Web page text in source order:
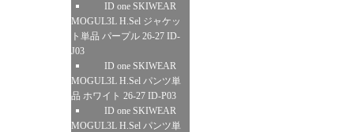
ID one SKIWEAR
MOGUL3L H.Sel ジャケッ
ト単品 パープル 26-27 ID-
J03
ID one SKIWEAR
MOGUL3L H.Sel パンツ単
品 ホワイト 26-27 ID-P03
ID one SKIWEAR
MOGUL3L H.Sel パンツ単